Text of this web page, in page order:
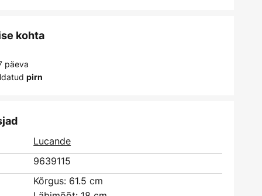
kohta
päeva
pirn
Lucande
9639115
Kõrgus: 61.5 cm